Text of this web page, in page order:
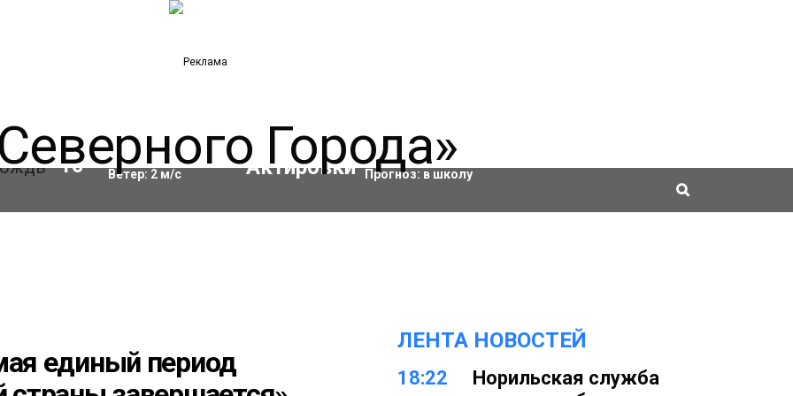
10 °C Влажность:98%
Ветер: 2м/с
Актировки
Прогноз: в школу
единый период
ЛЕНТА НОВОСТЕЙ
18:22
Норильская служба